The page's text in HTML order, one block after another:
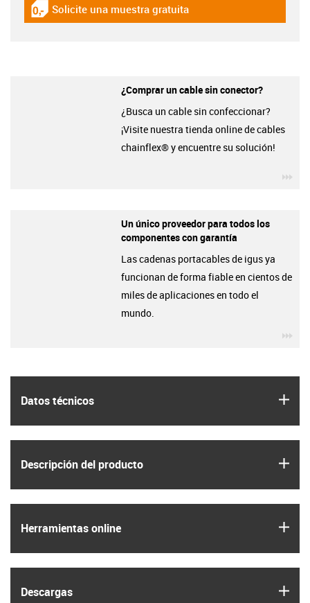
Datos técnicos
Descripción del producto
Herramientas online
Descargas
igus-icon-gratismuster
Solicite una muestra gratuita
¿Comprar un cable sin conector?
¿Busca un cable sin confeccionar?
¡Visite nuestra tienda online de cables
chainflex® y encuentre su solución!
Un único proveedor para todos los
componentes con garantía
Las cadenas portacables de igus ya
funcionan de forma fiable en cientos de
miles de aplicaciones en todo el
mundo.